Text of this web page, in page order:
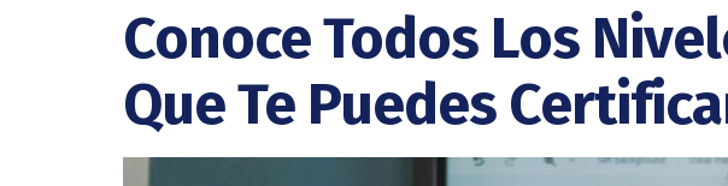
Conoce Todos Los
Que Te Puedes